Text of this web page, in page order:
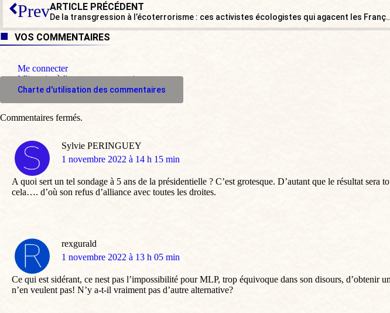
PrevARTICLE PRÉCÉDENT
De la transgression à l’écoterrorisme :
VOS COMMENTAIRES
Me connecter
M'inscrire à l'espace commentaire
Charte d'utilisation des commentaires
Sylvie PERINGUEY
dit
1 novembre 2022 à 14 h 15 min
A quoi sert un tel sondage à 5 ans de la présidentielle ? C’est grotesque. D’autant que le résultat
cela…. d’où son refus d’alliance avec toutes les droites.
rexgurald
dit
1 novembre 2022 à 13 h 05 min
Ce qui est sidérant, ce nest pas l’impossibilité pour MLP, trop équivoque dans son disours,
n’en veulent pas! N’y a-t-il vraiment pas d’autre alternative?
Commentaires fermés.